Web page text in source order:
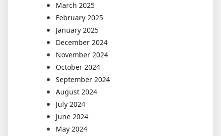
March 2025
February 2025
January 2025
December 2024
November 2024
October 2024
September 2024
August 2024
July 2024
June 2024
May 2024